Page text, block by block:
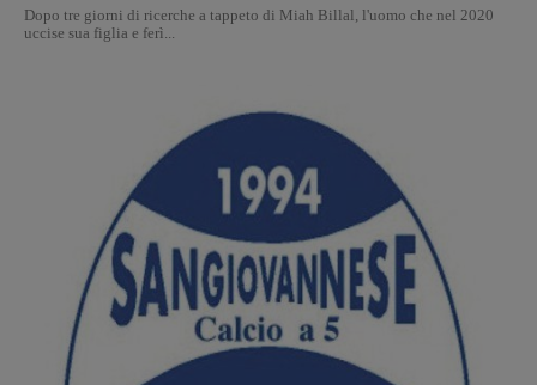
Dopo tre giorni di ricerche a tappeto di Miah Billal, l'uomo che nel 2020
uccise sua figlia e ferì...